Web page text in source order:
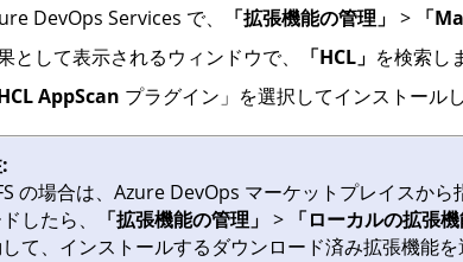
DevOps Services で、
「拡張機能の管理」 > 「
として表示されるウィンドウで、
「HCL」 を検索し
AppScan プラグイン」を選択してインストールし
の場合は、Azure DevOps マーケットプレイスか
したら、
「拡張機能の管理」 > 「ローカルの拡張
て、インストールするダウンロード済み拡張機能を